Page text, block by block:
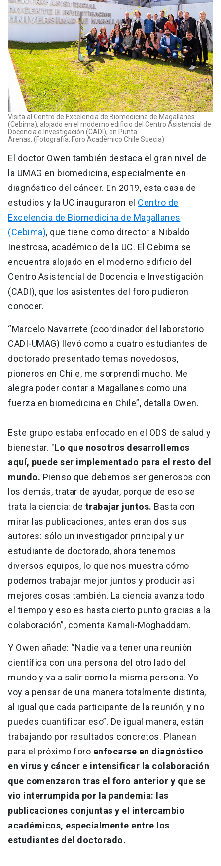
Visita al Centro de Excelencia de Biomedicina de Magallanes
(Cebima), alojado en el moderno edificio del Centro Asistencial de
Docencia e Investigación (CADI), en Punta
Arenas. (Fotografía: Foro Académico Chile Suecia)
El doctor Owen también destaca el gran nivel de
la UMAG en biomedicina, especialmente en
diagnóstico del cáncer. En 2019, esta casa de
estudios y la UC inauguraron el Centro de
Excelencia de Biomedicina de Magallanes
(Cebima), que tiene como director a Nibaldo
Inestrosa, académico de la UC. El Cebima se
encuentra alojado en el moderno edificio del
Centro Asistencial de Docencia e Investigación
(CADI), que los asistentes del foro pudieron
conocer.
“Marcelo Navarrete (coordinador del laboratorio
CADI-UMAG) llevó como a cuatro estudiantes de
doctorado presentado temas novedosos,
pioneros en Chile, me sorprendí mucho. Me
alegra poder contar a Magallanes como una
fuerza en biomedicina en Chile”, detalla Owen.
Este grupo estaba enfocado en el ODS de salud y
bienestar. "Lo que nosotros desarrollemos
aquí, puede ser implementado para el resto del
mundo. Pienso que debemos ser generosos con
los demás, tratar de ayudar, porque de eso se
trata la ciencia: de trabajar juntos. Basta con
mirar las publicaciones, antes eran dos sus
autores: sólo un investigador principal y un
estudiante de doctorado, ahora tenemos
diversos equipos, lo que nos muestra cómo
podemos trabajar mejor juntos y producir así
mejores cosas también. La ciencia avanza todo
el tiempo y eso es hasta cierto punto gracias a la
colaboración”, comenta Kamali-Moghaddam.
Y Owen añade: “Nadie va a tener una reunión
científica con una persona del otro lado del
mundo y va a salir como la misma persona. Yo
voy a pensar de una manera totalmente distinta,
al igual que cada participante de la reunión, y no
puedes cuantificar eso”. De igual manera, están
trabajando por resultados concretos. Planean
para el próximo foro enfocarse en diagnóstico
en virus y cáncer e intensificar la colaboración
que comenzaron tras el foro anterior y que se
vio interrumpida por la pandemia: las
publicaciones conjuntas y el intercambio
académicos, especialmente entre los
estudiantes del doctorado.